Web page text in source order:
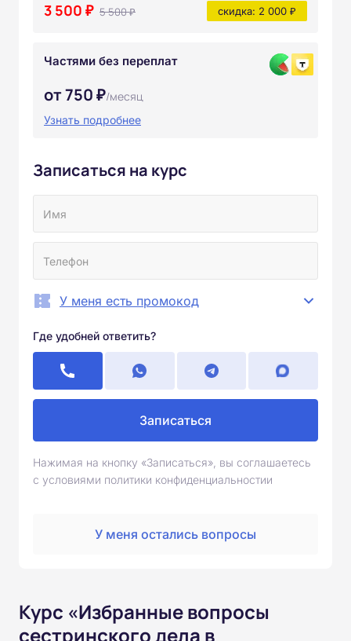
3 500 ₽ 5 500 ₽ скидка: 2 000 ₽
Частями без переплат
от 750 ₽/месяц
Узнать подробнее
Записаться на курс
У меня есть промокод
Где удобней ответить?
Записаться
Нажимая на кнопку «Записаться», вы соглашаетесь
с условиями политики конфиденциальностии
У меня остались вопросы
Курс «Избранные вопросы
сестринского дела в